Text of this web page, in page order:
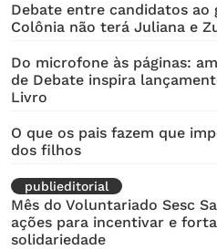
Debate entre candidatos ao
Colônia não terá Juliana e
Do microfone às páginas:
de Debate inspira
Livro
O que os pais fazem que
dos filhos
publieditorial
Mês do Voluntariado Sesc
ações para incentivar e
solidariedade